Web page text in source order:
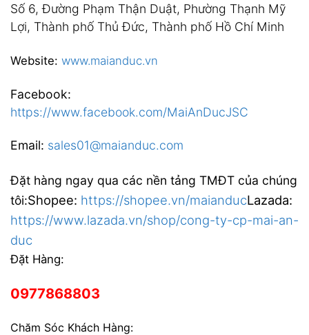
Số 6, Đường Phạm Thận Duật, Phường Thạnh Mỹ
Lợi, Thành phố Thủ Đức, Thành phố Hồ Chí Minh
Website: www.maianduc.vn
Facebook:
https://www.facebook.com/MaiAnDucJSC
Email: sales01@maianduc.com
Đặt hàng ngay qua các nền tảng TMĐT của chúng
tôi:Shopee: https://shopee.vn/maianducLazada:
https://www.lazada.vn/shop/cong-ty-cp-mai-an-
duc
Đặt Hàng:
0977868803
Chăm Sóc Khách Hàng: